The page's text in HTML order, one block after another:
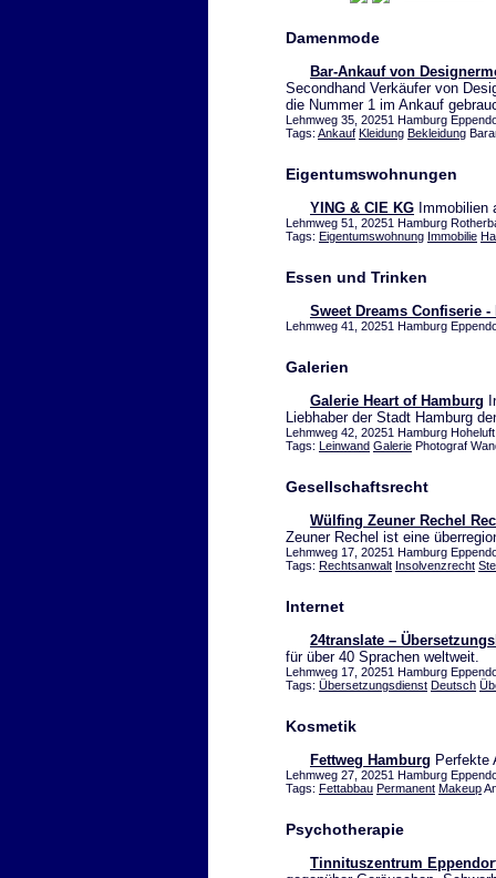
Damenmode
Bar-Ankauf von
Secondhand Verkäufer von
die Nummer 1 im Ankauf
Lehmweg 35, 20251 Hamburg
Tags: Ankauf Kleidung Bekleidung
Eigentumswohnungen
YING & CIE KG Immobilien
Lehmweg 51, 20251 Hamburg
Tags: Eigentumswohnung Immobilie
Essen und Trinken
Sweet Dreams Confiserie
Lehmweg 41, 20251 Hamburg
Galerien
Galerie Heart of Hamburg
Liebhaber der Stadt Hamburg
Lehmweg 42, 20251 Hamburg Hoheluft
Tags: Leinwand Galerie Photograf
Gesellschaftsrecht
Wülfing Zeuner Rechel
Zeuner Rechel ist eine
Lehmweg 17, 20251 Hamburg
Tags: Rechtsanwalt Insolvenzrecht
Internet
24translate –
für über 40 Sprachen weltweit.
Lehmweg 17, 20251 Hamburg
Tags: Übersetzungsdienst Deutsch
Kosmetik
Fettweg Hamburg Perfekte
Lehmweg 27, 20251 Hamburg
Tags: Fettabbau Permanent Makeup
Psychotherapie
Tinnituszentrum